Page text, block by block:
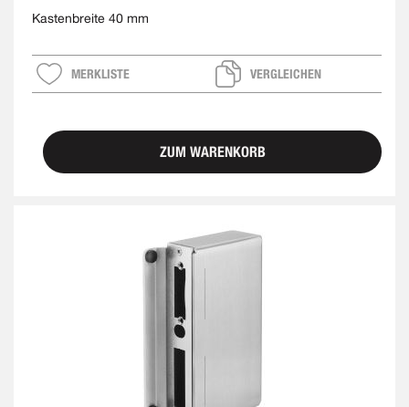
Kastenbreite 40 mm
MERKLISTE VERGLEICHEN
ZUM WARENKORB